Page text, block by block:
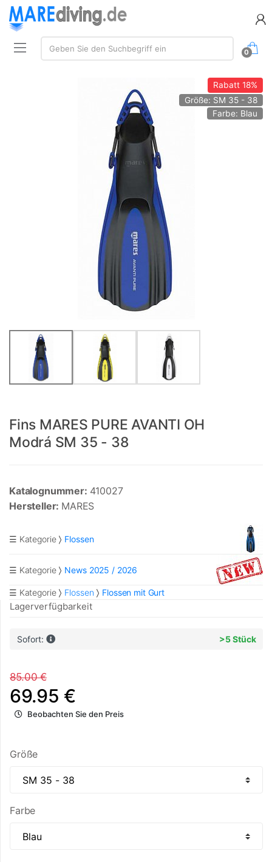
Suche:
Geben Sie den Suchbegriff ein
0
Rabatt18%
Größe: SM 35 - 38
Farbe: Blau
Fins MARES PURE AVANTI OH
Modrá SM 35 - 38
Katalognummer: 410027
Hersteller: MARES
☰ Kategorie Flossen
☰ Kategorie News 2025 / 2026
☰ Kategorie Flossen Flossen mit Gurt
Lagerverfügbarkeit
Sofort: >5 Stück
85.00 €
69.95 €
Beobachten Sie den Preis
Größe
Farbe